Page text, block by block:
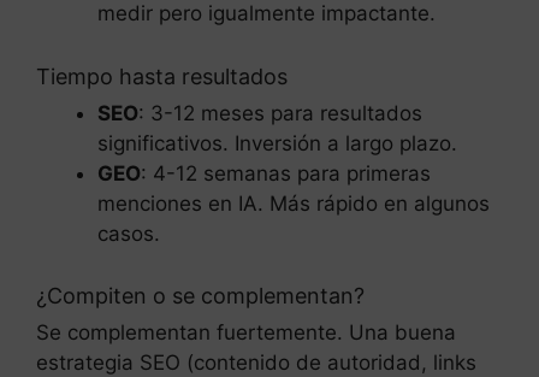
medir pero igualmente impactante.
Tiempo hasta resultados
SEO: 3-12 meses para resultados
significativos. Inversión a largo plazo.
GEO: 4-12 semanas para primeras
menciones en IA. Más rápido en algunos
casos.
¿Compiten o se complementan?
Se complementan fuertemente. Una buena
estrategia SEO (contenido de autoridad, links